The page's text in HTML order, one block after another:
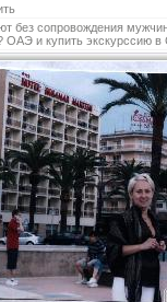
без сопровождения
ОАЭ и купить экскурссию